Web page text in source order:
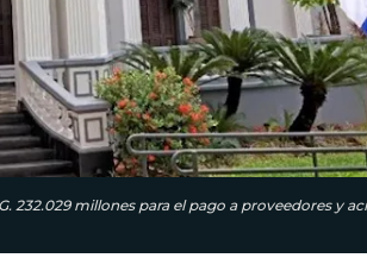
232.029 millones para el pago a proveedores y